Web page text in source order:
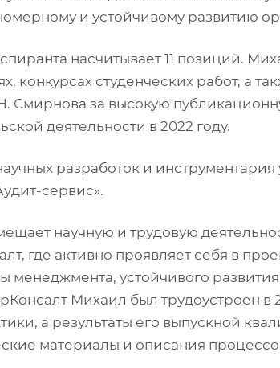
и устойчивому развитию
насчитывает 11 позиций.
конкурсах студенческих работ, а
Смирнова за высокую
деятельности в 2022 году.
разработок и
сервис».
научную и трудовую
где активно проявляет себя в
менеджмента, устойчивого
Михаил был трудоустроен в
а результаты его выпускной
материалы и описания